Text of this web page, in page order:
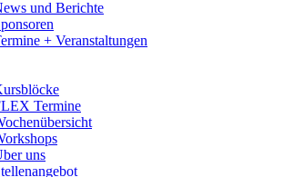
und Berichte
+ Veranstaltungen
Termine
uns